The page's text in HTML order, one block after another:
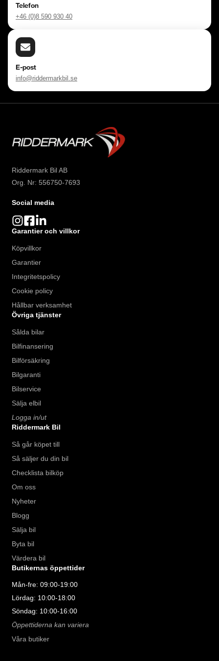
Telefon
+46 (0)8 590 930 40
E-post
info@riddermarkbil.se
Riddermark Bil AB
Org. Nr: 556750-7693
Social media
Garantier och villkor
Köpvillkor
Garantier
Integritetspolicy
Cookie policy
Hållbar verksamhet
Övriga tjänster
Sålda bilar
Bilfinansering
Bilförsäkring
Bilgaranti
Bilservice
Sälja elbil
Logga in/ut
Riddermark Bil
Så går köpet till
Så säljer du din bil
Checklista bilköp
Om oss
Nyheter
Blogg
Sälja bil
Byta bil
Värdera bil
Butikernas öppettider
Mån-fre: 09:00-19:00
Lördag: 10:00-18:00
Söndag: 10:00-16:00
Öppettiderna kan variera
Våra butiker